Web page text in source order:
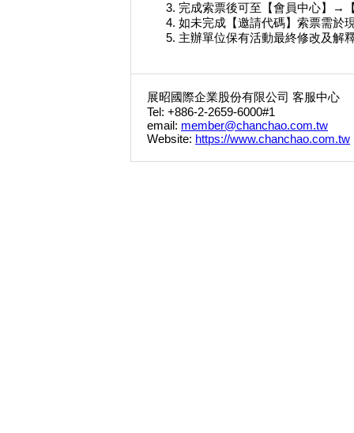
完成索票後可至【會員中心】→
如未完成【邀請代碼】索票需於
主辦單位保有活動最終修改及解
展昭國際企業股份有限公司 客服中心
Tel: +886-2-2659-6000#1
email: member@chanchao.com.tw
Website: https://www.chanchao.com.tw